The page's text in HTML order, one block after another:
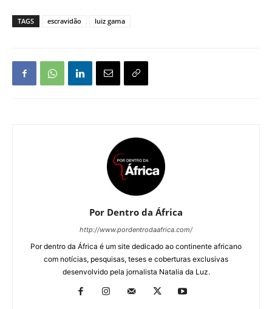
TAGS escravidão luiz gama
Por Dentro da África
http://www.pordentrodaafrica.com/
Por dentro da África é um site dedicado ao continente africano
com notícias, pesquisas, teses e coberturas exclusivas
desenvolvido pela jornalista Natalia da Luz.